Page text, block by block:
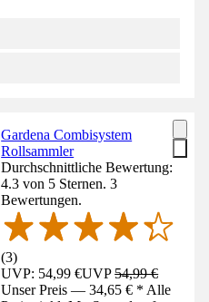
Gardena Combisystem
Rollsammler
Durchschnittliche Bewertung:
4.3 von 5 Sternen. 3
Bewertungen.
(3)
UVP: 54,99 €UVP54,99 €
Unser Preis — 34,65 € * Alle